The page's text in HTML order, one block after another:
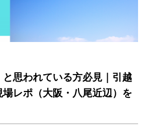
思われている方必見｜引越
レポ（大阪・八尾近辺）を